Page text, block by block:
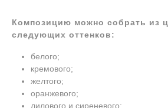
Композицию можно собрать из
следующих оттенков:
белого;
кремового;
желтого;
оранжевого;
лилового и сиреневого;